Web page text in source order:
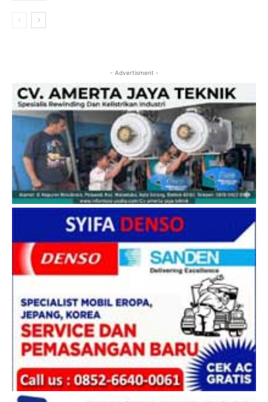
- Advertisment -